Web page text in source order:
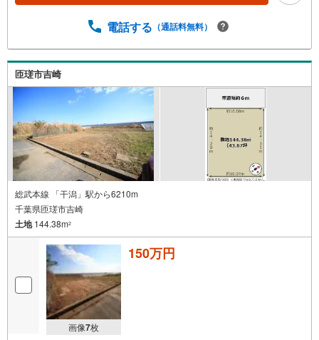
電話する （通話料無料）
匝瑳市吉崎
総武本線 「干潟」駅から6210m
千葉県匝瑳市吉崎
土地144.38m2
画像7枚
150万円